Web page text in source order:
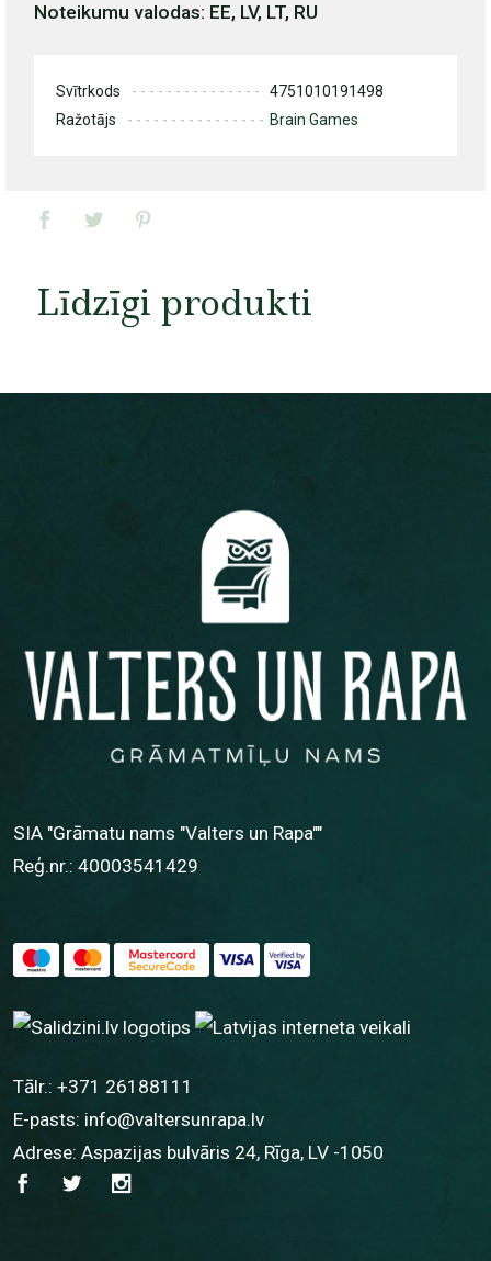
Noteikumu valodas: EE, LV, LT, RU
Svītrkods
4751010191498
Ražotājs
Brain Games
Līdzīgi produkti
SIA "Grāmatu nams "Valters un Rapa""
Reģ.nr.: 40003541429
Tālr.: +371 26188111
E-pasts: info@valtersunrapa.lv
Adrese: Aspazijas bulvāris 24, Rīga, LV -1050